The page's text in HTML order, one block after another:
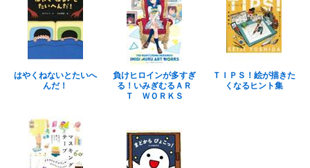
はやくねないとたいへ
んだ！
負けヒロインが多すぎ
る！いみぎむるＡＲ
Ｔ ＷＯＲＫＳ
ＴＩＰＳ！絵が描きた
くなるヒント集